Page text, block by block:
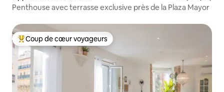
Penthouse avec terrasse exclusive près de la Plaza Mayor
Coup de cœur voyageurs parmi les plus aimés
Coup de cœur voyageurs